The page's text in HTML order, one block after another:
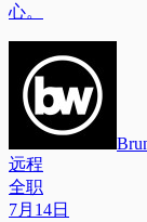
心。
远程
全职
7月14日